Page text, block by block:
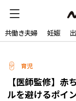
共働き夫婦 妊娠
育児
【医師監修】
ルを避けるポイ